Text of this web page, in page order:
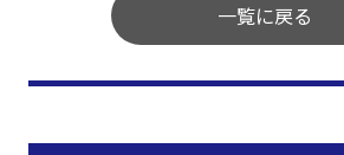
一覧に戻る